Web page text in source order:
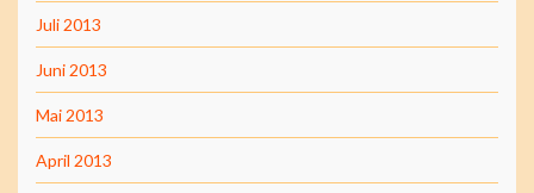
Juli 2013
Juni 2013
Mai 2013
April 2013